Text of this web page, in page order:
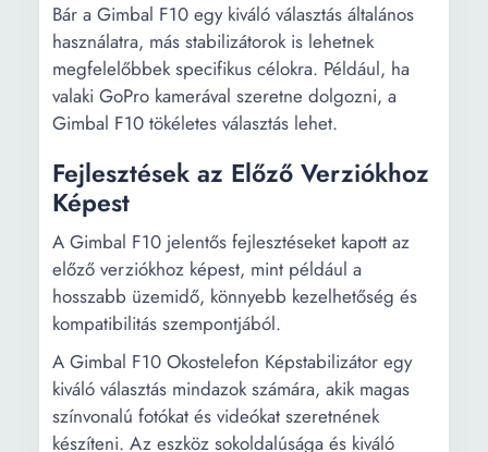
Bár a Gimbal F10 egy kiváló választás általános
használatra, más stabilizátorok is lehetnek
megfelelőbbek specifikus célokra. Például, ha
valaki GoPro kamerával szeretne dolgozni, a
Gimbal F10 tökéletes választás lehet.
Fejlesztések az Előző Verziókhoz
Képest
A Gimbal F10 jelentős fejlesztéseket kapott az
előző verziókhoz képest, mint például a
hosszabb üzemidő, könnyebb kezelhetőség és
kompatibilitás szempontjából.
A Gimbal F10 Okostelefon Képstabilizátor egy
kiváló választás mindazok számára, akik magas
színvonalú fotókat és videókat szeretnének
készíteni. Az eszköz sokoldalúsága és kiváló